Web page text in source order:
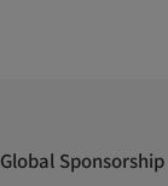
Global Sponsorship